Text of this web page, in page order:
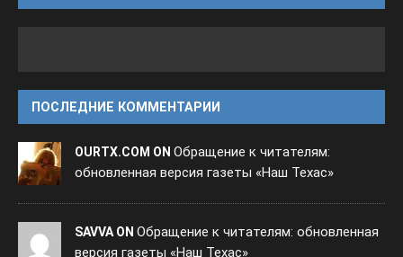
ПОСЛЕДНИЕ КОММЕНТАРИИ
OURTX.COM ON Обращение к читателям:
обновленная версия газеты «Наш Техас»
SAVVA ON Обращение к читателям: обновленная
версия газеты «Наш Техас»